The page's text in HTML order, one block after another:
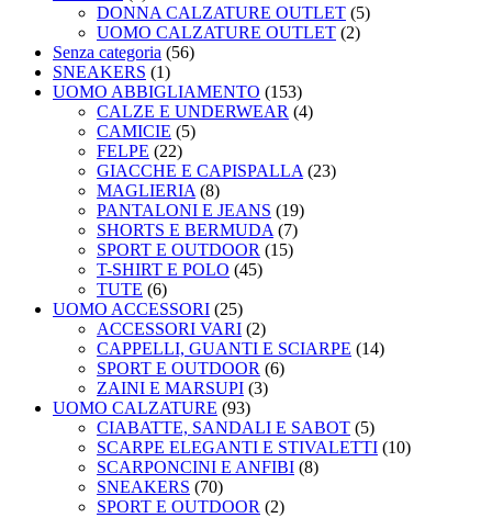
DONNA CALZATURE OUTLET (5)
UOMO CALZATURE OUTLET (2)
Senza categoria (56)
SNEAKERS (1)
UOMO ABBIGLIAMENTO (153)
CALZE E UNDERWEAR (4)
CAMICIE (5)
FELPE (22)
GIACCHE E CAPISPALLA (23)
MAGLIERIA (8)
PANTALONI E JEANS (19)
SHORTS E BERMUDA (7)
SPORT E OUTDOOR (15)
T-SHIRT E POLO (45)
TUTE (6)
UOMO ACCESSORI (25)
ACCESSORI VARI (2)
CAPPELLI, GUANTI E SCIARPE (14)
SPORT E OUTDOOR (6)
ZAINI E MARSUPI (3)
UOMO CALZATURE (93)
CIABATTE, SANDALI E SABOT (5)
SCARPE ELEGANTI E STIVALETTI (10)
SCARPONCINI E ANFIBI (8)
SNEAKERS (70)
SPORT E OUTDOOR (2)